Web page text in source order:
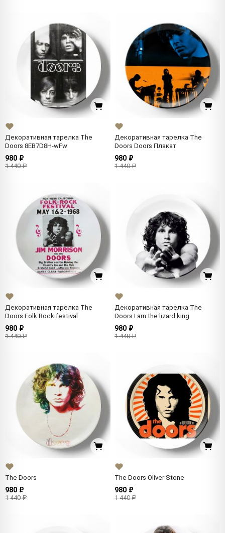
Декоративная тарелка The
Doors 8EB7D8H-wFw
980 ₽
1 440 ₽
Декоративная тарелка The
Doors Doors Плакат
980 ₽
1 440 ₽
Декоративная тарелка The
Doors Folk Rock festival
980 ₽
1 440 ₽
Декоративная тарелка The
Doors I am the lizard king
980 ₽
1 440 ₽
The Doors
980 ₽
1 440 ₽
The Doors Oliver Stone
980 ₽
1 440 ₽